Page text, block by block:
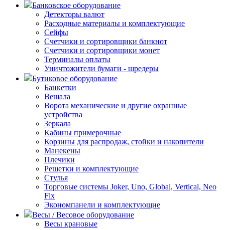
Банковское оборудование
Детекторы валют
Расходные материалы и комплектующие
Сейфы
Счетчики и сортировщики банкнот
Счетчики и сортировщики монет
Терминалы оплаты
Уничтожители бумаги - шредеры
Бутиковое оборудование
Банкетки
Вешала
Ворота механические и другие охранные
устройства
Зеркала
Кабины примерочные
Корзины для распродаж, стойки и накопители
Манекены
Плечики
Решетки и комплектующие
Стулья
Торговые системы Joker, Uno, Global, Vertical, Neo
Fix
Экономпанели и комплектующие
Весы / Весовое оборудование
Весы крановые